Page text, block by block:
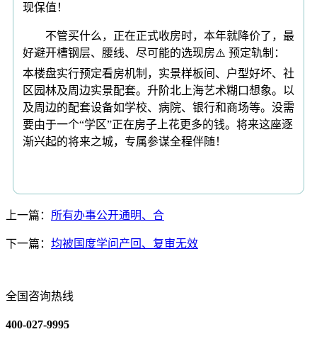
现保值！
不管买什么，正在正式收房时，本年就降价了，最
好避开槽钢层、腰线、尽可能的选现房⚠️ 预定轨制：
本楼盘实行预定看房机制，实景样板间、户型好坏、社
区园林及周边实景配套。升阶北上海艺术糊口想象。以
及周边的配套设备如学校、病院、银行和商场等。没需
要由于一个“学区”正在房子上花更多的钱。将来这座逐
渐兴起的将来之城，专属参谋全程伴随！
上一篇： 所有办事公开通明、合
下一篇： 均被国度学问产回、复审无效
全国咨询热线
400-027-9995